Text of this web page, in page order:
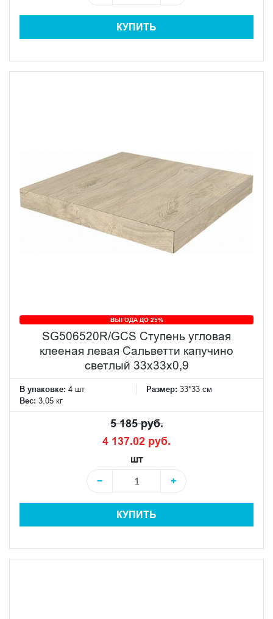
КУПИТЬ
ВЫГОДА ДО 25%
SG506520R/GCS Ступень угловая
клееная левая Сальветти капучино
светлый 33x33x0,9
В упаковке: 4 шт Размер: 33*33 см
Вес: 3.05 кг
5 185 руб.
4 137.02 руб.
шт
−
+
КУПИТЬ